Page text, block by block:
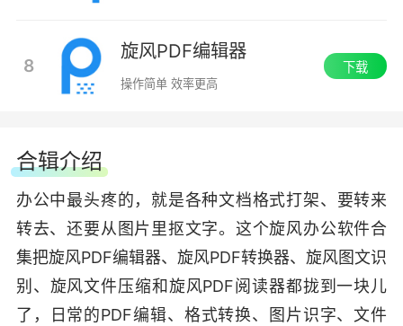
8
旋风PDF编辑器
操作简单 效率更高
下载
合辑介绍
办公中最头疼的，就是各种文档格式打架、要转来
转去、还要从图片里抠文字。这个旋风办公软件合
集把旋风PDF编辑器、旋风PDF转换器、旋风图文识
别、旋风文件压缩和旋风PDF阅读器都拢到一块儿
了，日常的PDF编辑、格式转换、图片识字、文件